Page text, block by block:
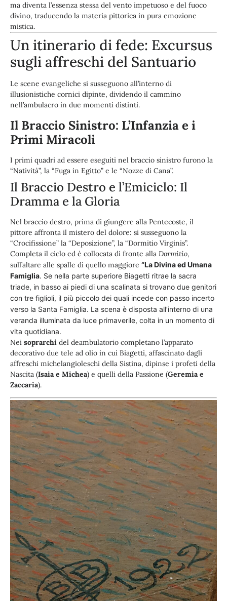
ma diventa l’essenza stessa del vento impetuoso e del fuoco
divino, traducendo la materia pittorica in pura emozione
mistica.
Un itinerario di fede: Excursus
sugli affreschi del Santuario
Le scene evangeliche si susseguono all’interno di
illusionistiche cornici dipinte, dividendo il cammino
nell’ambulacro in due momenti distinti.
Il Braccio Sinistro: L’Infanzia e i
Primi Miracoli
I primi quadri ad essere eseguiti nel braccio sinistro furono la
“Natività”, la “Fuga in Egitto” e le “Nozze di Cana”.
Il Braccio Destro e l’Emiciclo: Il
Dramma e la Gloria
Nel braccio destro, prima di giungere alla Pentecoste, il
pittore affronta il mistero del dolore: si susseguono la
“Crocifissione” la “Deposizione”, la “Dormitio Virginis”.
Completa il ciclo ed è collocata di fronte alla Dormitio,
sull’altare alle spalle di quello maggiore “La Divina ed Umana
Famiglia. Se nella parte superiore Biagetti ritrae la sacra
triade, in basso ai piedi di una scalinata si trovano due genitori
con tre figlioli, il più piccolo dei quali incede con passo incerto
verso la Santa Famiglia. La scena è disposta all’interno di una
veranda illuminata da luce primaverile, colta in un momento di
vita quotidiana.
Nei soprarchi del deambulatorio completano l’apparato
decorativo due tele ad olio in cui Biagetti, affascinato dagli
affreschi michelangioleschi della Sistina, dipinse i profeti della
Nascita (Isaia e Michea) e quelli della Passione (Geremia e
Zaccaria).